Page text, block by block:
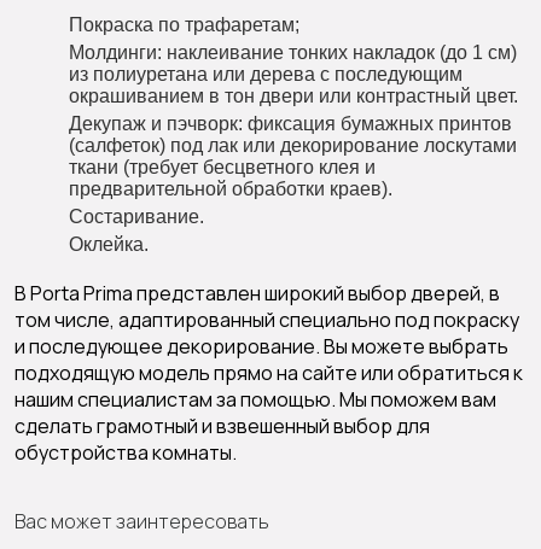
Покраска по трафаретам;
Молдинги: наклеивание тонких накладок (до 1 см)
из полиуретана или дерева с последующим
окрашиванием в тон двери или контрастный цвет.
Декупаж и пэчворк: фиксация бумажных принтов
(салфеток) под лак или декорирование лоскутами
ткани (требует бесцветного клея и
предварительной обработки краев).
Состаривание.
Оклейка.
В Porta Prima представлен широкий выбор дверей, в
том числе, адаптированный специально под покраску
и последующее декорирование. Вы можете выбрать
подходящую модель прямо на сайте или обратиться к
нашим специалистам за помощью. Мы поможем вам
сделать грамотный и взвешенный выбор для
обустройства комнаты.
Вас может заинтересовать